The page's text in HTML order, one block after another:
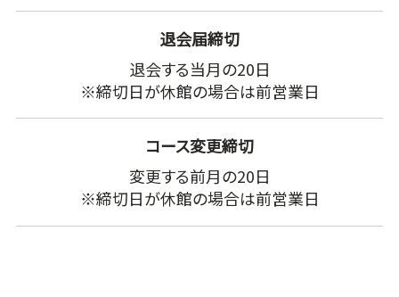
退会届締切
退会する当月の20日
※締切日が休館の場合は前営業日
コース変更締切
変更する前月の20日
※締切日が休館の場合は前営業日